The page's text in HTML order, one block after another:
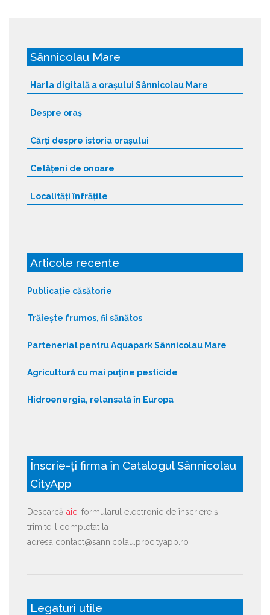
Sânnicolau Mare
Harta digitală a orașului Sânnicolau Mare
Despre oraș
Cărți despre istoria orașului
Cetățeni de onoare
Localități înfrățite
Articole recente
Publicație căsătorie
Trăiește frumos, fii sănătos
Parteneriat pentru Aquapark Sânnicolau Mare
Agricultură cu mai puține pesticide
Hidroenergia, relansată în Europa
Înscrie-ți firma în Catalogul Sânnicolau
CityApp
Descarcă aici formularul electronic de înscriere și
trimite-l completat la
adresa contact@sannicolau.procityapp.ro
Legaturi utile